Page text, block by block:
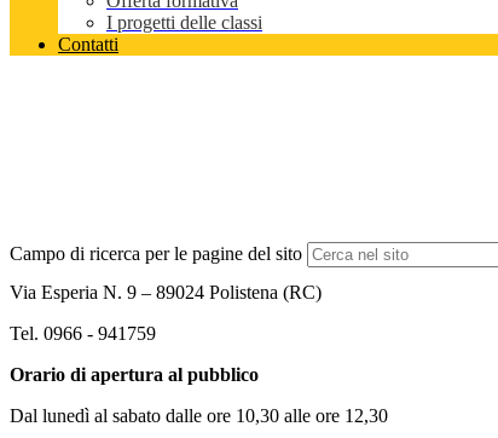
I progetti delle classi
Contatti
Campo di ricerca per le pagine del sito
Via Esperia N. 9 – 89024 Polistena (RC)
Tel. 0966 - 941759
Orario di apertura al pubblico
Dal lunedì al sabato dalle ore 10,30 alle ore 12,30